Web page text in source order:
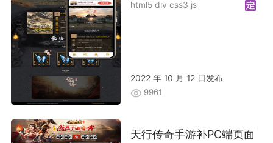
html5 div css3 js
2022 年 10 月 12 日发布
9961
天行传奇手游补PC端页面